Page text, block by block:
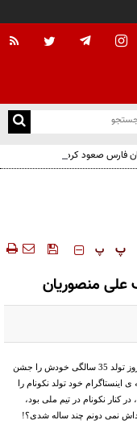
فارس صعود کرد
‍‍‍ پ پ
علی منصوریان
، کاپیتان سابق تیم ملی فوتبال ایران امروز تولد 35 سالگی خودش را جشن
خود تولد نکونام را
کنار نکونام در تیم ملی بود،
نمی دونم چند ساله شدی؟!